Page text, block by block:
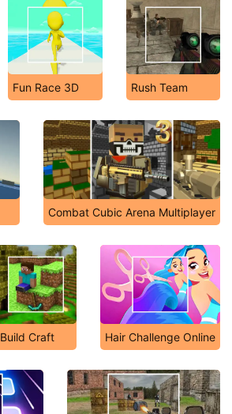
Fun Race 3D Rush Team
Combat Cubic Arena Multiplayer
Build Craft Hair Challenge Online